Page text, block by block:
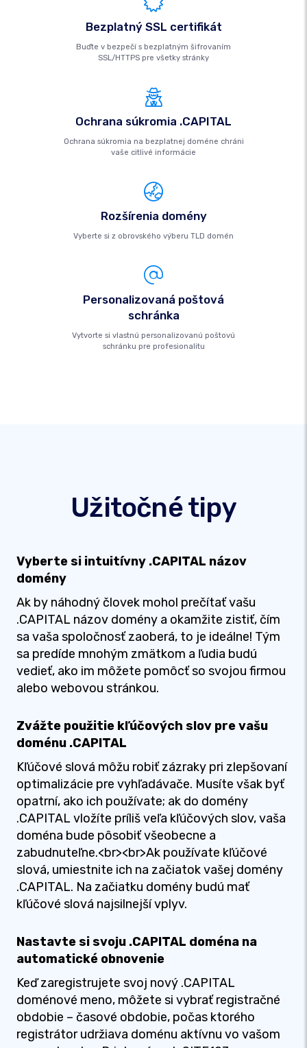
Bezplatný SSL certifikát
Buďte v bezpečí s bezplatným šifrovaním
SSL/HTTPS pre všetky stránky
Ochrana súkromia .CAPITAL
Ochrana súkromia na bezplatnej doméne chráni
vaše citlivé informácie
Rozšírenia domény
Vyberte si z obrovského výberu TLD domén
Personalizovaná poštová
schránka
Vytvorte si vlastnú personalizovanú poštovú
schránku pre profesionalitu
Užitočné tipy
Vyberte si intuitívny .CAPITAL názov
domény
Ak by náhodný človek mohol prečítať vašu
.CAPITAL názov domény a okamžite zistiť, čím
sa vaša spoločnosť zaoberá, to je ideálne! Tým
sa predíde mnohým zmätkom a ľudia budú
vedieť, ako im môžete pomôcť so svojou firmou
alebo webovou stránkou.
Zvážte použitie kľúčových slov pre vašu
doménu .CAPITAL
Kľúčové slová môžu robiť zázraky pri zlepšovaní
optimalizácie pre vyhľadávače. Musíte však byť
opatrní, ako ich používate; ak do domény
.CAPITAL vložíte príliš veľa kľúčových slov, vaša
doména bude pôsobiť všeobecne a
zabudnuteľne.<br><br>Ak používate kľúčové
slová, umiestnite ich na začiatok vašej domény
.CAPITAL. Na začiatku domény budú mať
kľúčové slová najsilnejší vplyv.
Nastavte si svoju .CAPITAL doména na
automatické obnovenie
Keď zaregistrujete svoj nový .CAPITAL
doménové meno, môžete si vybrať registračné
obdobie – časové obdobie, počas ktorého
registrátor udržiava doménu aktívnu vo vašom